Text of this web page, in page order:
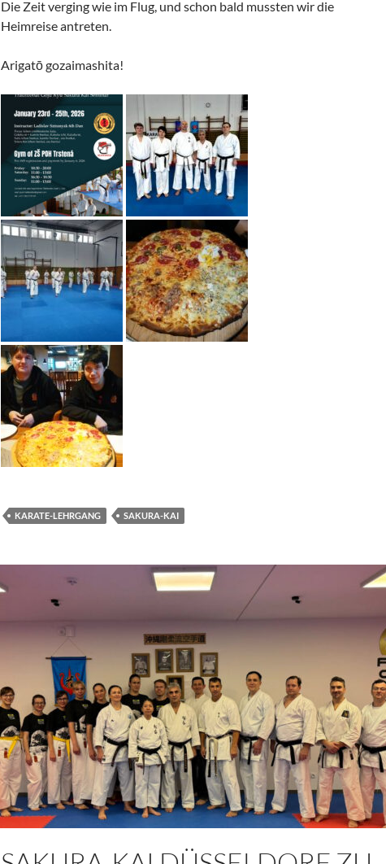
Die Zeit verging wie im Flug, und schon bald mussten wir die
Heimreise antreten.
Arigatō gozaimashita!
KARATE-LEHRGANG SAKURA-KAI